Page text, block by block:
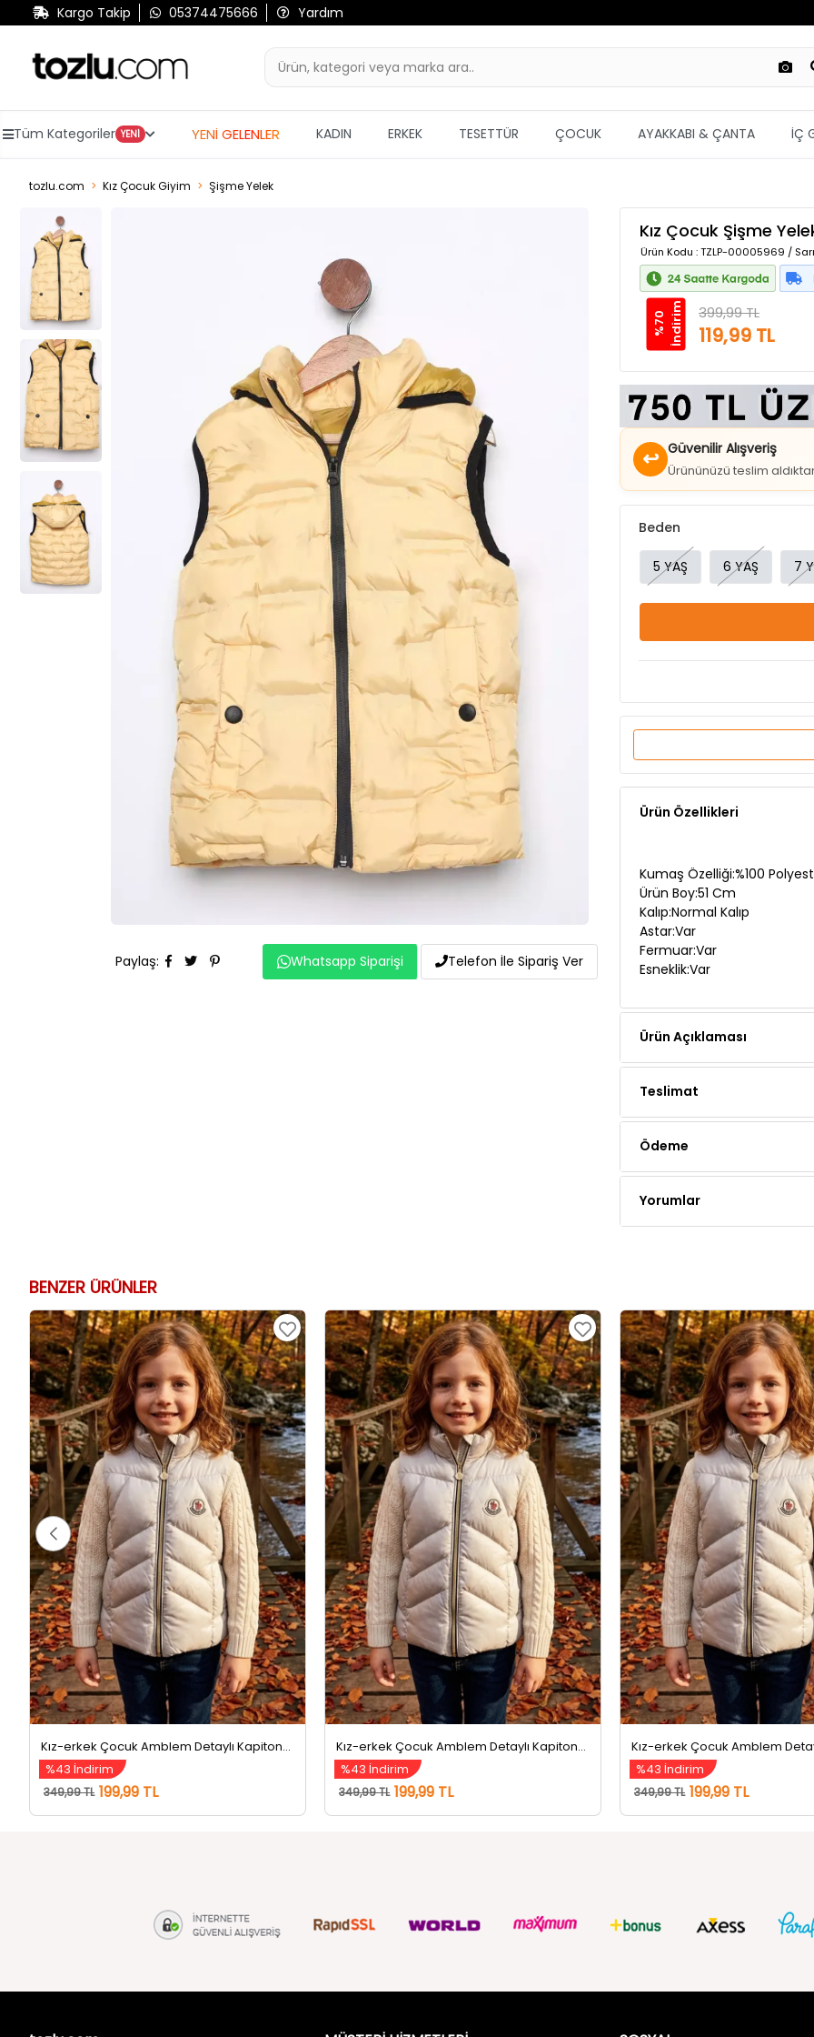
Kargo Takip 05374475666 Yardım
Tüm Kategoriler YENİ YENİ GELENLER KADIN ERKEK TESETTÜR ÇOCUK AYAKKABI & ÇANTA İÇ
tozlu.com Kız Çocuk Giyim Şişme Yelek
Paylaş: Whatsapp Siparişi Telefon İle Sipariş Ver
Kız Çocuk Şişme
Ürün Kodu : TZLP-00005969 /
%
7
0
İ
n
d
i
r
i m 399,99 TL
119,99 TL
↩ Güvenilir Alışveriş
Ürününüzü teslim
5 YAŞ
Ürün Özellikleri
Kalıp:Normal Kalıp
Astar:Var
Fermuar:Var
Esneklik:Var
Teslimat
Kız-erkek Çocuk Amblem Detaylı Kapitoneli Şişme Yelek Gri
%43 İndirim
349,99 TL 199,99 TL
Kız-erkek Çocuk Amblem Detaylı Kapitoneli Şişme Yelek Gri
%43 İndirim
349,99 TL 199,99 TL
%43 İndirim
349,99 TL 199,99 TL
tozlu.com
MÜŞTERİ HİZMETLERİ
SOSYAL